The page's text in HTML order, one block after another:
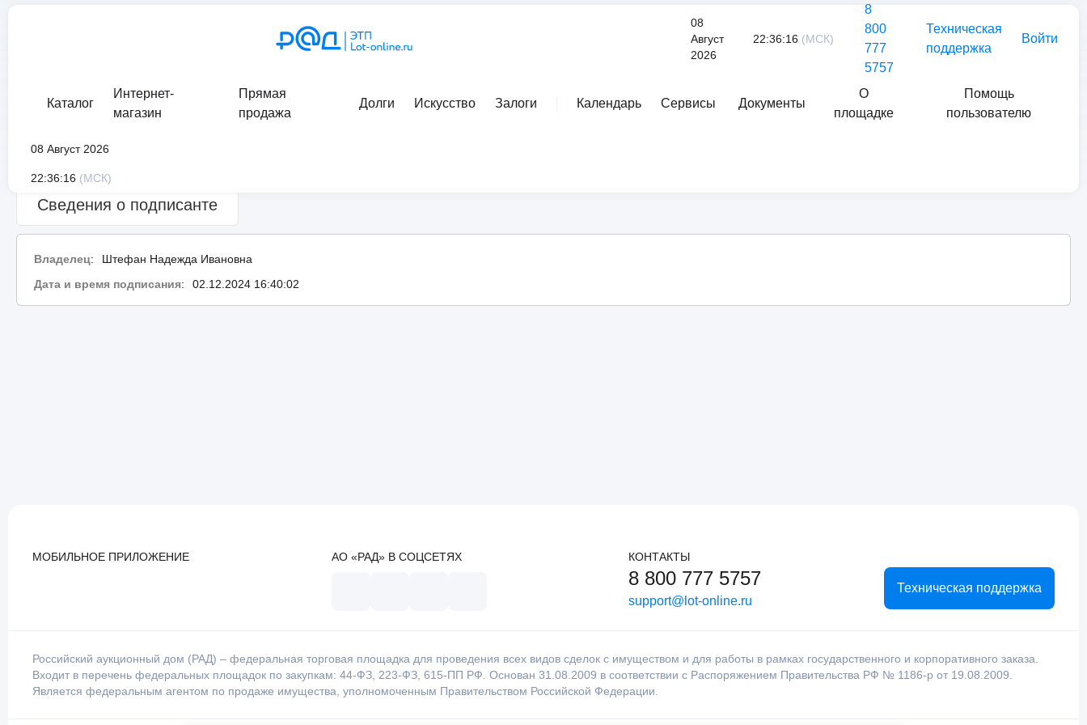
08
Август
2026
22:36:16 (МСК)
8
800
777
5757
Техническая
поддержка
Войти
Каталог
Интернет-
магазин
Прямая
продажа
Долги Искусство Залоги Календарь Сервисы Документы
О
площадке
Помощь
пользователю
08 Август 2026
22:36:16 (МСК)
Сведения о подписанте
Владелец:
Штефан Надежда Ивановна
Дата и время подписания: 02.12.2024 16:40:02
МОБИЛЬНОЕ ПРИЛОЖЕНИЕ АО «РАД» В СОЦСЕТЯХ КОНТАКТЫ
8 800 777 5757
support@lot-online.ru
Техническая поддержка
Российский аукционный дом (РАД) – федеральная торговая площадка для проведения всех видов сделок с имуществом и для работы в рамках государственного и корпоративного заказа.
Входит в перечень федеральных площадок по закупкам: 44-ФЗ, 223-ФЗ, 615-ПП РФ. Основан 31.08.2009 в соответствии с Распоряжением Правительства РФ № 1186-р от 19.08.2009.
Является федеральным агентом по продаже имущества, уполномоченным Правительством Российской Федерации.